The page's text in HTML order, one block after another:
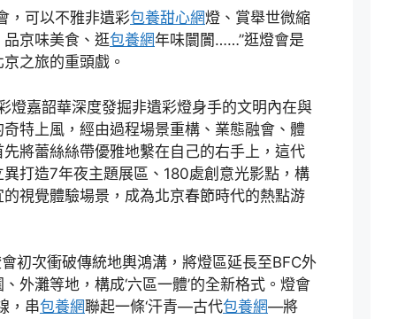
，可以不雅非遺彩包養甜心網燈、賞舉世微縮
京味美食、逛包養網年味闤闠……”逛燈會是
之旅的重頭戲。
燈嘉韶華深度發掘非遺彩燈身手的文明內在與
特上風，經由過程場景重構、業態融會、體
先將蕾絲絲帶優雅地繫在自己的右手上，這代
打造7年夜主題展區、180處創意光影點，構
視覺體驗場景，成為北京春節時代的熱點游
初次衝破傳統地輿鴻溝，將燈區延長至BFC外
外灘等地，構成‘六區一體’的全新格式。燈會
，串包養網聯起一條‘汗青—古代包養網—將